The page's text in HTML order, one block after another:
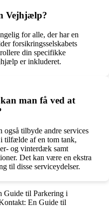
Vejhjælp?
for alle, der har en
forsikringsselskabets
din specifikke
er inkluderet.
man få ved at
tilbyde andre services
tilfælde af en tom tank,
og vinterdæk samt
Det kan være en ekstra
til disse serviceydelser.
Guide til Parkering i
En Guide til